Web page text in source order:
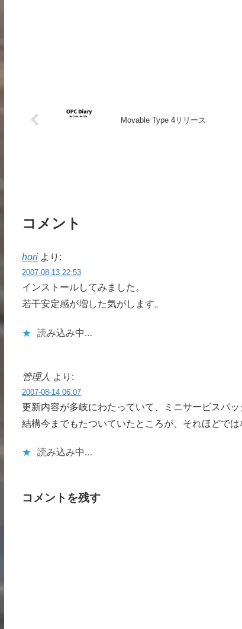
Movable Type 4リリース
コメント
hori より:
2007-08-13 22:53
インストールしてみました。
若干安定感が増した気がします。
読み込み中…
管理人 より:
2007-08-14 06:07
更新内容が多岐にわたっていて、ミニサービスパッ
結構今までもたついていたところが、それほどで
読み込み中…
コメントを残す